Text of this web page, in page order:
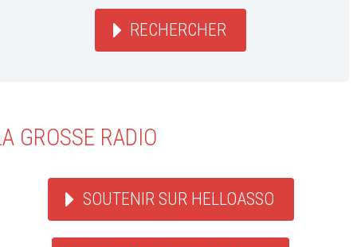
RECHERCHER
GROSSE RADIO
SOUTENIR SUR HELLOASSO